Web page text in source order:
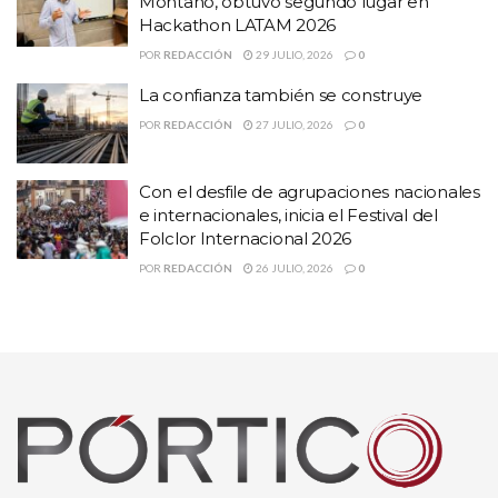
Game Variety
Don’t miss out on the fun. Join Woah99 now and elevate your
online gaming experience!
Hackathon LATAM 2026
POR REDACCIÓN 29 JULIO, 2026 0
La confianza también se construye
POR REDACCIÓN 27 JULIO, 2026 0
Con el desfile de agrupaciones nacionales
e internacionales, inicia el Festival del
Folclor Internacional 2026
POR REDACCIÓN 26 JULIO, 2026 0